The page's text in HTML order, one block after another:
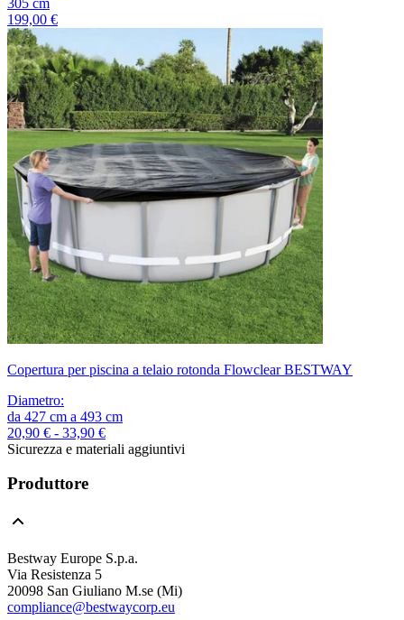
199,00 €
Copertura per piscina a telaio rotonda Flowclear BESTWAY
Diametro:
da 427 cm a 493 cm
20,90 € - 33,90 €
Sicurezza e materiali aggiuntivi
Produttore
Bestway Europe S.p.a.
Via Resistenza 5
20098 San Giuliano M.se (Mi)
compliance@bestwaycorp.eu